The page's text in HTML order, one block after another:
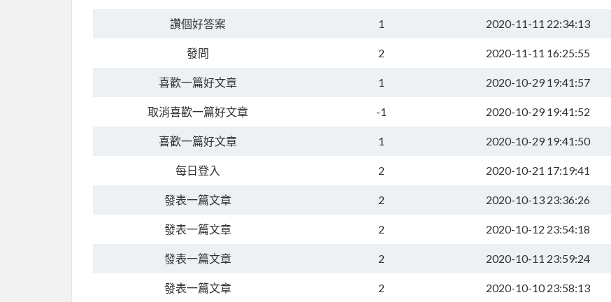
讚個好答案 1 2020-11-11 22:34:13
發問 2 2020-11-11 16:25:55
喜歡一篇好文章 1 2020-10-29 19:41:57
取消喜歡一篇好文章 -1 2020-10-29 19:41:52
喜歡一篇好文章 1 2020-10-29 19:41:50
每日登入 2 2020-10-21 17:19:41
發表一篇文章 2 2020-10-13 23:36:26
發表一篇文章 2 2020-10-12 23:54:18
發表一篇文章 2 2020-10-11 23:59:24
發表一篇文章 2 2020-10-10 23:58:13